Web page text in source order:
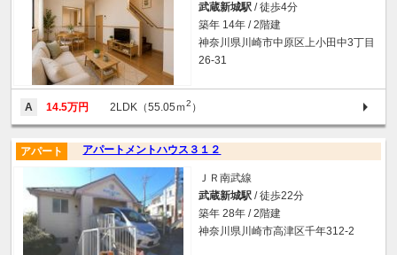
武蔵新城駅 / 徒歩4分
築年 14年 / 2階建
神奈川県川崎市中原区上小田中3丁目
26-31
A 14.5万円 2LDK（55.05ｍ2 ）
アパートメントハウス３１２
アパート
ＪＲ南武線
武蔵新城駅 / 徒歩22分
築年 28年 / 2階建
神奈川県川崎市高津区千年312-2